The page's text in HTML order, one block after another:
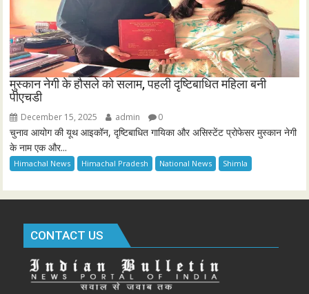
मुस्कान नेगी के हौसले को सलाम, पहली दृष्टिबाधित महिला बनी
पीएचडी
December 15, 2025 admin 0
चुनाव आयोग की यूथ आइकॉन, दृष्टिबाधित गायिका और असिस्टेंट प्रोफेसर मुस्कान नेगी
के नाम एक और...
Himachal News Himachal Pradesh National News Shimla
CONTACT US